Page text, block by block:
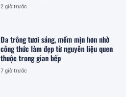
2 giờ trước
Da trông tươi sáng, mềm mịn hơn nhờ
công thức làm đẹp từ nguyên liệu quen
thuộc trong gian bếp
7 giờ trước